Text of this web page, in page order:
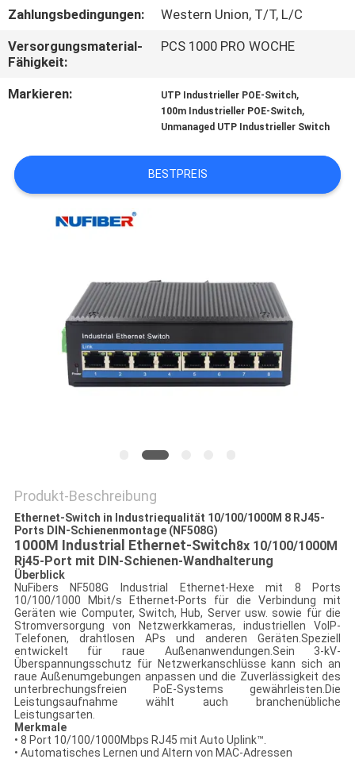
UNS
IN
VERBINDUNG
FORDERN
SIE
SITEMAP
DATENSCHUTZRICHTLINIE
Zahlungsbedingungen:
Western Union, T/T, L/C
Versorgungsmaterial-
Fähigkeit:
PCS 1000 PRO WOCHE
Markieren: UTP Industrieller POE-Switch,
100m Industrieller POE-Switch,
Unmanaged UTP Industrieller Switch
BESTPREIS
Produkt-Beschreibung
Ethernet-Switch in Industriequalität 10/100/1000M 8 RJ45-
Ports DIN-Schienenmontage (NF508G)
1000M Industrial Ethernet-Switch8x 10/100/1000M
Rj45-Port mit DIN-Schienen-Wandhalterung
Überblick
NuFibers NF508G Industrial Ethernet-Hexe mit 8 Ports
10/100/1000 Mbit/s Ethernet-Ports für die Verbindung mit
Geräten wie Computer, Switch, Hub, Server usw. sowie für die
Stromversorgung von Netzwerkkameras, industriellen VoIP-
Telefonen, drahtlosen APs und anderen Geräten.Speziell
entwickelt für raue Außenanwendungen.Sein 3-kV-
Überspannungsschutz für Netzwerkanschlüsse kann sich an
raue Außenumgebungen anpassen und die Zuverlässigkeit des
unterbrechungsfreien PoE-Systems gewährleisten.Die
Leistungsaufnahme wählt auch branchenübliche
Leistungsarten.
Merkmale
• 8 Port 10/100/1000Mbps RJ45 mit Auto Uplink™.
• Automatisches Lernen und Altern von MAC-Adressen